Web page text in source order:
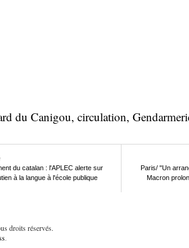
du Canigou, circulation,
du catalan : l'APLEC alerte sur
à la langue à l'école publique
Paris/ "Un
Macron
droits réservés.
.